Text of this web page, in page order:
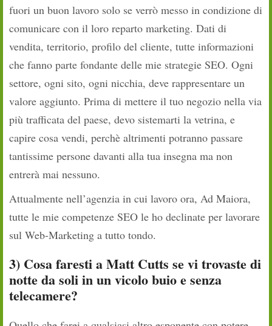
fuori un buon lavoro solo se verrò messo in condizione di
comunicare con il loro reparto marketing. Dati di
vendita, territorio, profilo del cliente, tutte informazioni
che fanno parte fondante delle mie strategie SEO. Ogni
settore, ogni sito, ogni nicchia, deve rappresentare un
valore aggiunto. Prima di mettere il tuo negozio nella via
più trafficata del paese, devo sistemarti la vetrina, e
capire cosa vendi, perchè altrimenti potranno passare
tantissime persone davanti alla tua insegna ma non
entrerà mai nessuno.
Attualmente nell’agenzia in cui lavoro ora, Ad Maiora,
tutte le mie competenze SEO le ho declinate per lavorare
sul Web-Marketing a tutto tondo.
3) Cosa faresti a Matt Cutts se vi trovaste di
notte da soli in un vicolo buio e senza
telecamere?